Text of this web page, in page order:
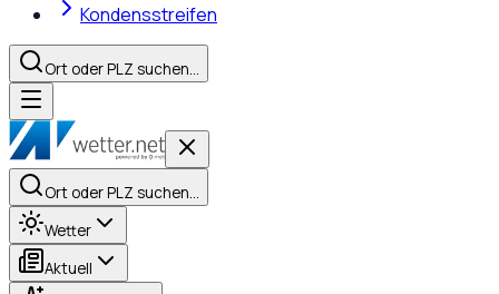
Kondensstreifen
Ort oder PLZ suchen…
Ort oder PLZ suchen…
Wetter
Aktuell